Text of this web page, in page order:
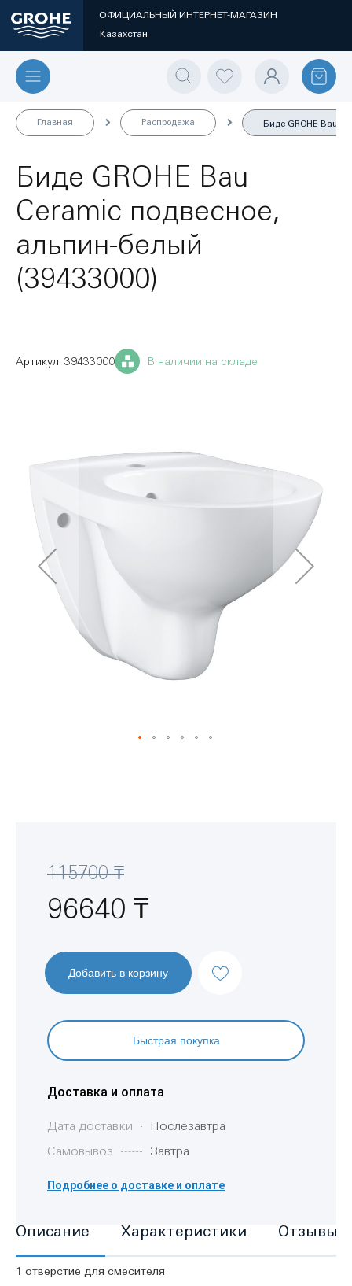
ОФИЦИАЛЬНЫЙ ИНТЕРНЕТ-МАГАЗИН
Казахстан
Главная Распродажа Биде GROHE Bau
Биде GROHE Bau
Ceramic подвесное,
альпин-белый
(39433000)
В наличии на складе
39433000
изображений
115700 ₸
96640 ₸
Добавить в корзину
Быстрая покупка
Доставка и оплата
Дата доставки
Послезавтра
Самовывоз
Завтра
Подробнее о доставке и оплате
Описание
1 отверстие для смесителя
Характеристики Отзывы